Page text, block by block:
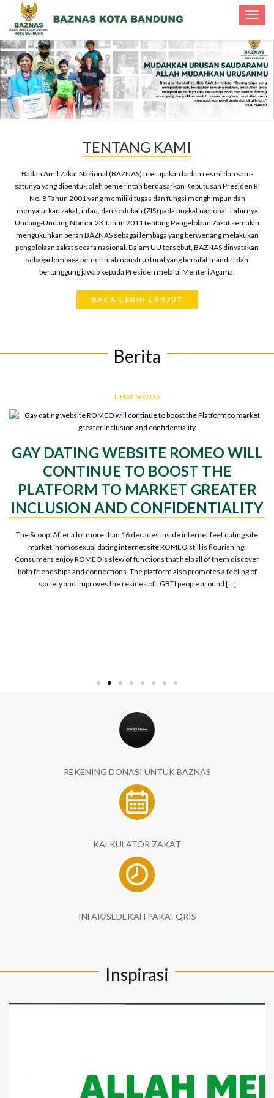
Toggle
TENTANG KAMI
Badan Amil Zakat Nasional (BAZNAS) merupakan badan resmi dan satu-
satunya yang dibentuk oleh pemerintah berdasarkan Keputusan Presiden RI
No. 8 Tahun 2001 yang memiliki tugas dan fungsi menghimpun dan
menyalurkan zakat, infaq, dan sedekah (ZIS) pada tingkat nasional. Lahirnya
Undang-Undang Nomor 23 Tahun 2011 tentang Pengelolaan Zakat semakin
mengukuhkan peran BAZNAS sebagai lembaga yang berwenang melakukan
pengelolaan zakat secara nasional. Dalam UU tersebut, BAZNAS dinyatakan
sebagai lembaga pemerintah nonstruktural yang bersifat mandiri dan
bertanggung jawab kepada Presiden melalui Menteri Agama.
BACA LEBIH LANJUT
Berita
LIHAT SEMUA
GAY DATING WEBSITE ROMEO WILL
CONTINUE TO BOOST THE
PLATFORM TO MARKET GREATER
INCLUSION AND CONFIDENTIALITY
The Scoop: After a lot more than 16 decades inside internet feet dating site
market, homosexual dating internet site ROMEO still is flourishing.
Consumers enjoy ROMEO’s slew of functions that help all of them discover
both friendships and connections. The platform also promotes a feeling of
society and improves the resides of LGBTI people around […]
REKENING DONASI UNTUK BAZNAS
KALKULATOR ZAKAT
INFAK/SEDEKAH PAKAI QRIS
Inspirasi